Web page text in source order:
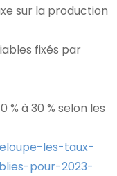
sur la production
fixés par
% à 30 % selon les
les-taux-
pour-2023-